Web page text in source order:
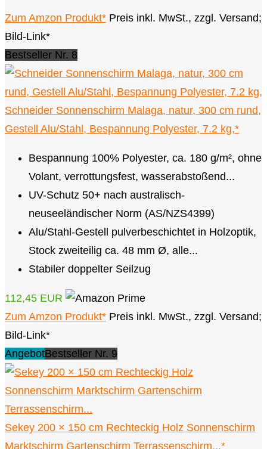
Zum Amzon Produkt* Preis inkl. MwSt., zzgl. Versand;
Bild-Link*
Bestseller Nr. 8
Schneider Sonnenschirm Malaga, natur, 300 cm rund,
Gestell Alu/Stahl, Bespannung Polyester, 7.2 kg,*
Bespannung 100% Polyester, ca. 180 g/m², ohne
Volant, verrottungsfest, wasserabstoßend...
UV-Schutz 50+ nach australisch-
neuseeländischer Norm (AS/NZS4399)
Alu/Stahl-Gestell pulverbeschichtet in Holzoptik,
Stock zweiteilig ca. 48 mm Ø, alle...
Stabiler doppelter Seilzug
112,45 EUR
Zum Amzon Produkt* Preis inkl. MwSt., zzgl. Versand;
Bild-Link*
AngebotBestseller Nr. 9
Sekey 200 × 150 cm Rechteckig Holz Sonnenschirm
Marktschirm Gartenschirm Terrassenschirm...*